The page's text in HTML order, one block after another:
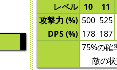
レベル 10
11
攻撃力 (%) 500 525
DPS (%) 178 187
75%の確
敵の